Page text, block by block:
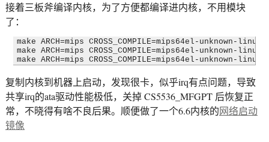
接着三板斧编译内核，为了方便都编译进内核，不用模块
了：
make ARCH=mips CROSS_COMPILE=mips64el-unknown-
make ARCH=mips CROSS_COMPILE=mips64el-unknown-
复制内核到机器上启动，发现很卡，似乎irq有点问题，导致
共享irq的ata驱动性能极低，关掉 CS5536_MFGPT 后恢复正
常，不晓得有啥不良后果。顺便做了一个6.6内核的网络启动
镜像